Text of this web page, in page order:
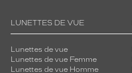
LUNETTES DE VUE
Lunettes de vue
Lunettes de vue Femme
Lunettes de vue Homme